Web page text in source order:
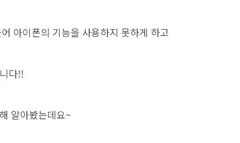
아이폰의 기능을 사용하지 못하게 하고
다!!
알아봤는데요~